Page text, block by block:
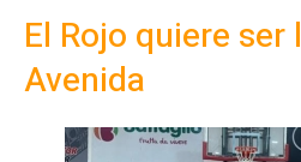
El Rojo quiere ser
Avenida